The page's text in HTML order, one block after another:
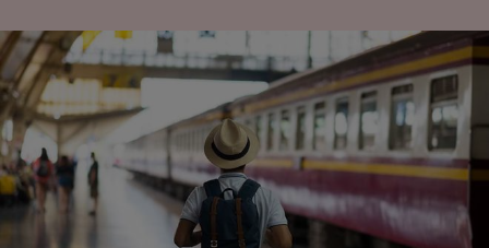
Verwendung genauer Standortdaten.
Endgeräteeigenschaften zur Identifikation
aktiv abfragen. Speichern von oder Zugriff auf
Informationen auf einem Endgerät.
Personalisierte Werbung und Inhalte, Messung
von Werbeleistung und der Performance von
Inhalten, Zielgruppenforschung sowie
Entwicklung und Verbesserung von
Angeboten.